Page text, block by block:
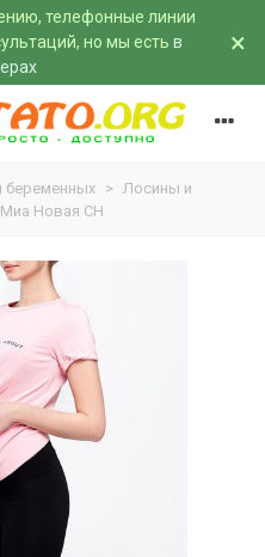
телефонные линии
но мы есть в
×
беременных > Лосины и
Новая CH